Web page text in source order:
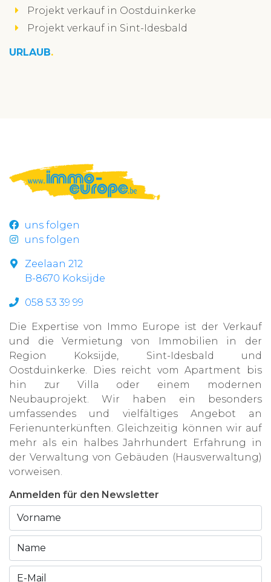
Projekt verkauf in Oostduinkerke
Projekt verkauf in Sint-Idesbald
URLAUB
uns folgen
uns folgen
Zeelaan 212
B-8670 Koksijde
058 53 39 99
Die Expertise von Immo Europe ist der Verkauf
und die Vermietung von Immobilien in der
Region Koksijde, Sint-Idesbald und
Oostduinkerke. Dies reicht vom Apartment bis
hin zur Villa oder einem modernen
Neubauprojekt. Wir haben ein besonders
umfassendes und vielfältiges Angebot an
Ferienunterkünften. Gleichzeitig können wir auf
mehr als ein halbes Jahrhundert Erfahrung in
der Verwaltung von Gebäuden (Hausverwaltung)
vorweisen.
Anmelden für den Newsletter